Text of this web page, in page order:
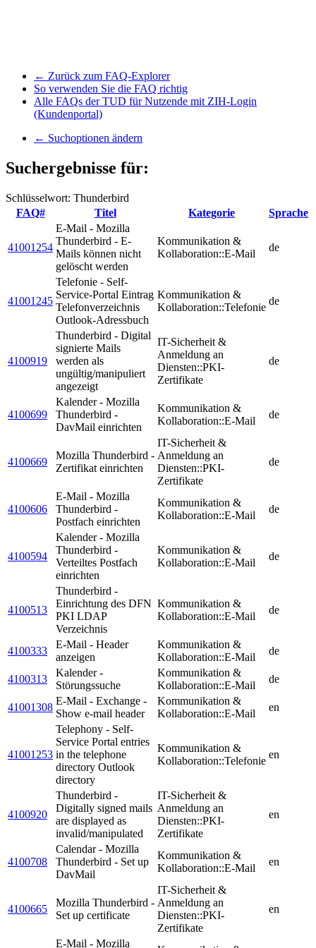
← Zurück zum FAQ-Explorer
So verwenden Sie die FAQ richtig
Alle FAQs der TUD für Nutzende mit ZIH-Login
(Kundenportal)
← Suchoptionen ändern
Suchergebnisse für:
Schlüsselwort: Thunderbird
FAQ#
Titel Kategorie Sprache
41001254
E-Mail - Mozilla
Thunderbird - E-
Mails können nicht
gelöscht werden
Kommunikation &
Kollaboration::E-Mail
de
41001245
Telefonie - Self-
Service-Portal Eintrag
Telefonverzeichnis
Outlook-Adressbuch
Kommunikation &
Kollaboration::Telefonie
de
4100919
Thunderbird - Digital
signierte Mails
werden als
ungültig/manipuliert
angezeigt
IT-Sicherheit &
Anmeldung an
Diensten::PKI-
Zertifikate
de
4100699
Kalender - Mozilla
Thunderbird -
DavMail einrichten
Kommunikation &
Kollaboration::E-Mail
de
4100669
Mozilla Thunderbird -
Zertifikat einrichten
IT-Sicherheit &
Anmeldung an
Diensten::PKI-
Zertifikate
de
4100606
E-Mail - Mozilla
Thunderbird -
Postfach einrichten
Kommunikation &
Kollaboration::E-Mail
de
4100594
Kalender - Mozilla
Thunderbird -
Verteiltes Postfach
einrichten
Kommunikation &
Kollaboration::E-Mail
de
4100513
Thunderbird -
Einrichtung des DFN
PKI LDAP
Verzeichnis
Kommunikation &
Kollaboration::E-Mail
de
4100333
E-Mail - Header
anzeigen
Kommunikation &
Kollaboration::E-Mail
de
4100313
Kalender -
Störungssuche
Kommunikation &
Kollaboration::E-Mail
de
41001308
E-Mail - Exchange -
Show e-mail header
Kommunikation &
Kollaboration::E-Mail
en
41001253
Telephony - Self-
Service Portal entries
in the telephone
directory Outlook
directory
Kommunikation &
Kollaboration::Telefonie
en
4100920
Thunderbird -
Digitally signed mails
are displayed as
invalid/manipulated
IT-Sicherheit &
Anmeldung an
Diensten::PKI-
Zertifikate
en
4100708
Calendar - Mozilla
Thunderbird - Set up
DavMail
Kommunikation &
Kollaboration::E-Mail
en
4100665
Mozilla Thunderbird -
Set up certificate
IT-Sicherheit &
Anmeldung an
Diensten::PKI-
Zertifikate
en
E-Mail - Mozilla